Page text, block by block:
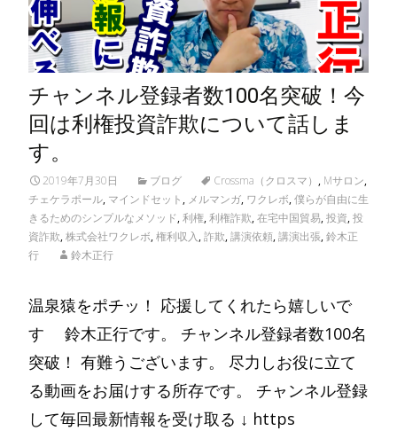
チャンネル登録者数100名突破！今
回は利権投資詐欺について話しま
す。
2019年7月30日 ブログ Crossma（クロスマ） , Mサロン,
チェケラポール, マインドセット , メルマンガ, ワクレボ,僕らが自由に生
きるためのシンプルなメソッド,利権,利権詐欺,在宅中国貿易,投資,投
資詐欺,株式会社ワクレボ,権利収入,詐欺,講演依頼,講演出張,鈴木正
行
鈴木正行
温泉猿をポチッ！ 応援してくれたら嬉しいで
す 鈴木正行です。 チャンネル登録者数100名
突破！ 有難うございます。 尽力しお役に立て
る動画をお届けする所存です。 チャンネル登録
して毎回最新情報を受け取る ↓ https